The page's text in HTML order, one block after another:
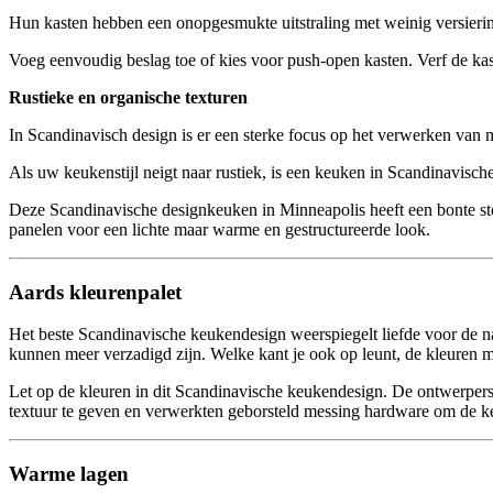
Hun kasten hebben een onopgesmukte uitstraling met weinig
Voeg eenvoudig beslag toe of kies voor push-open kasten. Verf de
Rustieke en organische texturen
In Scandinavisch design is er een sterke focus op het verwerken
Als uw keukenstijl neigt naar rustiek, is een keuken in
Deze Scandinavische designkeuken in Minneapolis heeft een bonte
panelen voor een lichte maar warme en gestructureerde look.
Aards kleurenpalet
Het beste Scandinavische keukendesign weerspiegelt liefde voor
kunnen meer verzadigd zijn. Welke kant je ook op leunt, de kleuren
Let op de kleuren in dit Scandinavische keukendesign. De
textuur te geven en verwerkten geborsteld messing hardware om de
Warme lagen